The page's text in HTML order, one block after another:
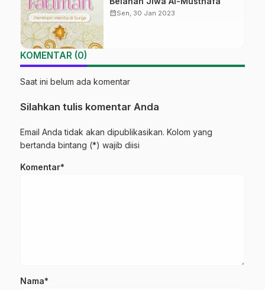
calendar_monthSen, 30 Jan 2023
KOMENTAR (0)
Saat ini belum ada komentar
Silahkan tulis komentar Anda
Email Anda tidak akan dipublikasikan. Kolom yang
bertanda bintang (*) wajib diisi
Komentar*
Nama*